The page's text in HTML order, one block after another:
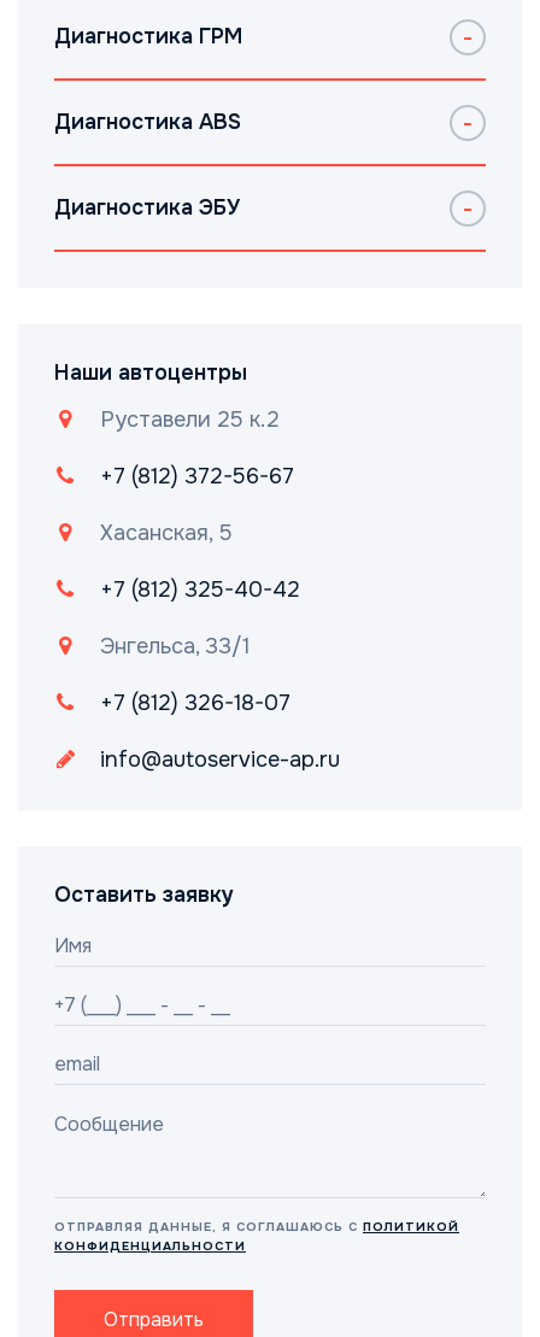
Диагностика ГРМ
Диагностика ABS
Диагностика ЭБУ
Наши автоцентры
Руставели 25 к.2
+7 (812) 372-56-67
Хасанская, 5
+7 (812) 325-40-42
Энгельса, 33/1
+7 (812) 326-18-07
info@autoservice-ap.ru
Оставить заявку
ОТПРАВЛЯЯ ДАННЫЕ, Я СОГЛАШАЮСЬ С ПОЛИТИКОЙ
КОНФИДЕНЦИАЛЬНОСТИ
Отправить